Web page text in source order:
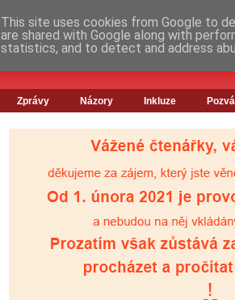
Zprávy Názory Inkluze
This site uses cookies from Google to
are shared with Google along with
statistics, and to detect and address